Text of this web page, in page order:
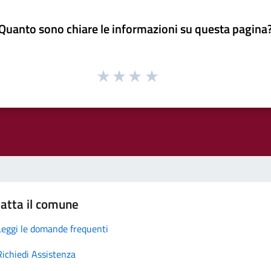
sono chiare le informazioni su questa
il comune
le domande frequenti
Assistenza